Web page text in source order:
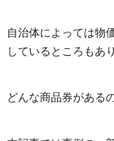
自治体によっては物
しているところもあ
どんな商品券がある